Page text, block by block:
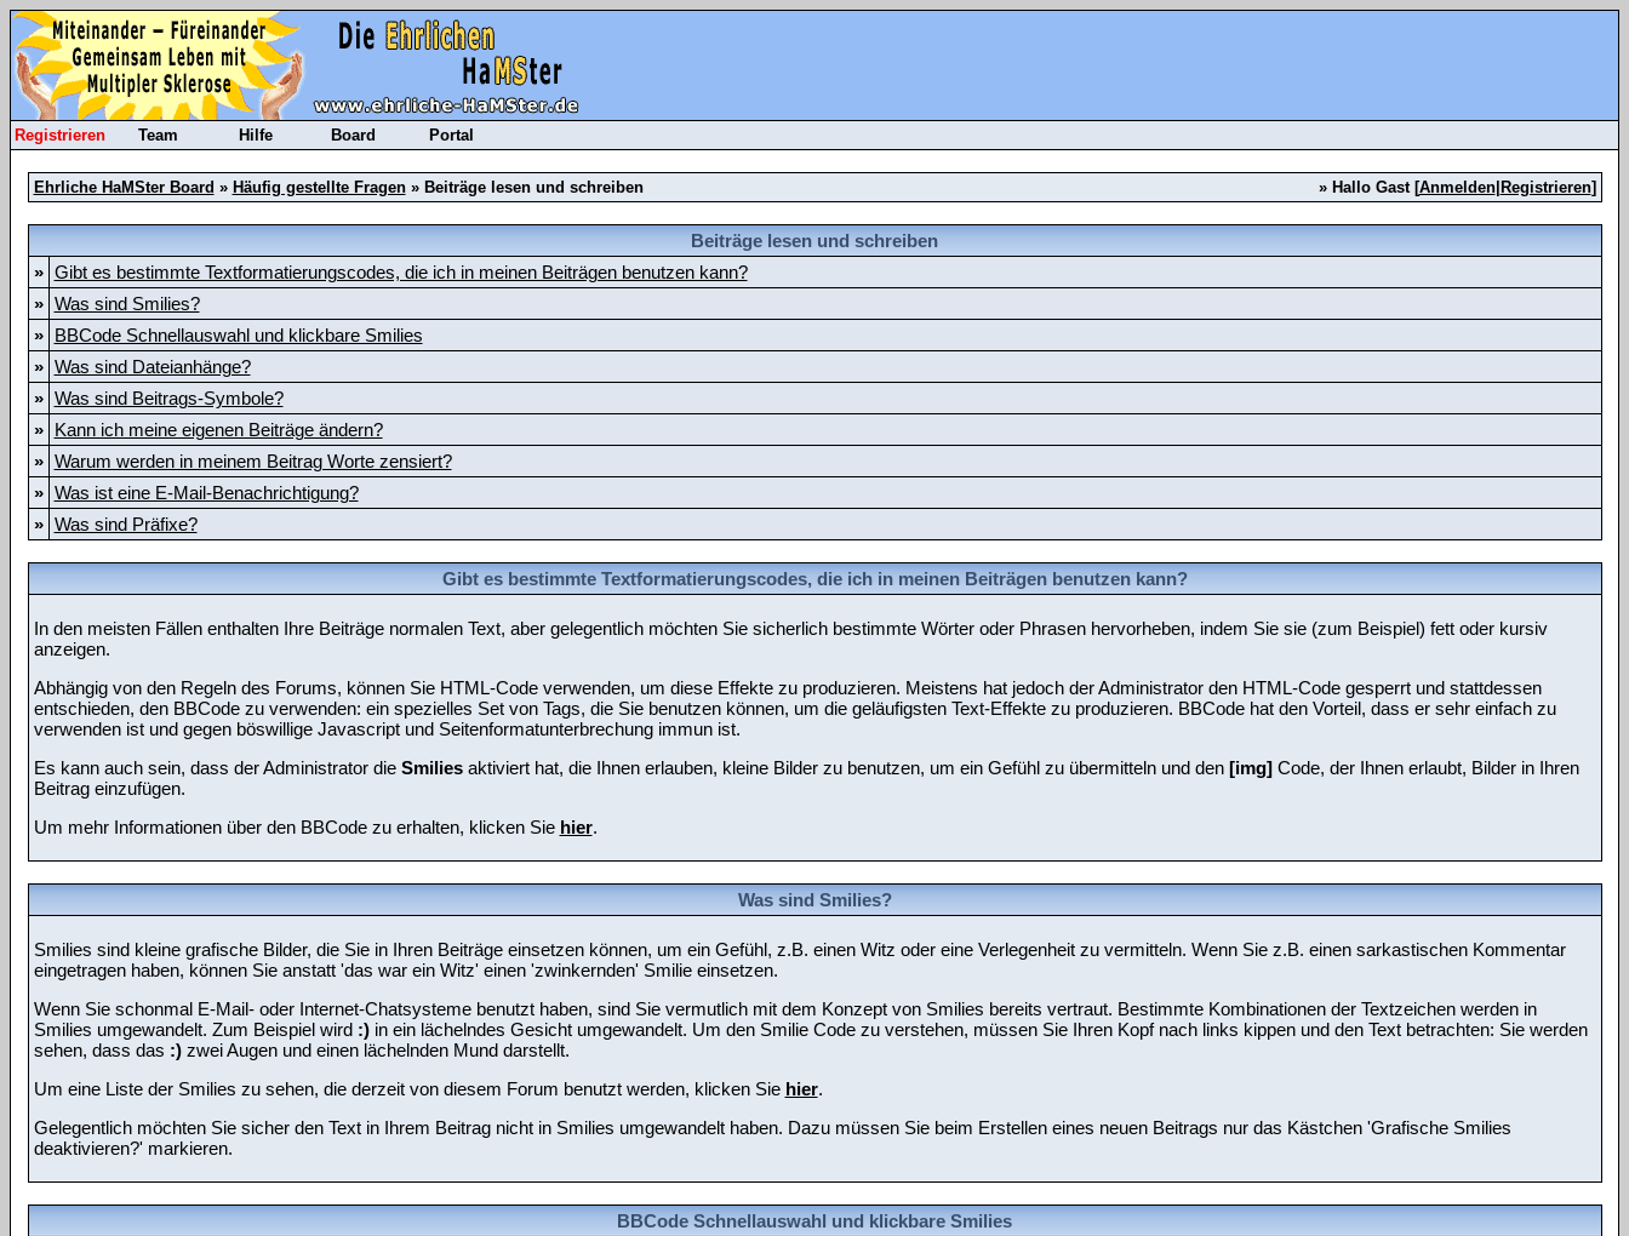
Registrieren Team Hilfe Board Portal
Ehrliche HaMSter Board » Häufig gestellte Fragen» Beiträge lesen und schreiben » Hallo Gast [Anmelden| Registrieren]
Beiträge lesen und schreiben
» Gibt es bestimmte Textformatierungscodes, die ich in meinen Beiträgen benutzen kann?
» Was sind Smilies?
»
BBCode Schnellauswahl und klickbare Smilies
» Was sind Dateianhänge?
» Was sind Beitrags-Symbole?
»
Kann ich meine eigenen Beiträge ändern?
» Warum werden in meinem Beitrag Worte zensiert?
» Was ist eine E-Mail-Benachrichtigung?
» Was sind Präfixe?
Gibt es bestimmte Textformatierungscodes, die ich in meinen Beiträgen benutzen kann?
In den meisten Fällen enthalten Ihre Beiträge normalen Text, aber gelegentlich möchten Sie sicherlich bestimmte Wörter oder Phrasen hervorheben, indem Sie sie (zum Beispiel) fett oder kursiv
anzeigen.
Abhängig von den Regeln des Forums, können Sie HTML-Code verwenden, um diese Effekte zu produzieren. Meistens hat jedoch der Administrator den HTML-Code gesperrt und stattdessen
entschieden, den BBCode zu verwenden: ein spezielles Set von Tags, die Sie benutzen können, um die geläufigsten Text-Effekte zu produzieren. BBCode hat den Vorteil, dass er sehr einfach zu
verwenden ist und gegen böswillige Javascript und Seitenformatunterbrechung immun ist.
Es kann auch sein, dass der Administrator die Smiliesaktiviert hat, die Ihnen erlauben, kleine Bilder zu benutzen, um ein Gefühl zu übermitteln und den [img]Code, der Ihnen erlaubt, Bilder in Ihren
Beitrag einzufügen.
Um mehr Informationen über den BBCode zu erhalten, klicken Sie hier.
Was sind Smilies?
Smilies sind kleine grafische Bilder, die Sie in Ihren Beiträge einsetzen können, um ein Gefühl, z.B. einen Witz oder eine Verlegenheit zu vermitteln. Wenn Sie z.B. einen sarkastischen Kommentar
eingetragen haben, können Sie anstatt 'das war ein Witz' einen 'zwinkernden' Smilie einsetzen.
Wenn Sie schonmal E-Mail- oder Internet-Chatsysteme benutzt haben, sind Sie vermutlich mit dem Konzept von Smilies bereits vertraut. Bestimmte Kombinationen der Textzeichen werden in
Smilies umgewandelt. Zum Beispiel wird :)in ein lächelndes Gesicht umgewandelt. Um den Smilie Code zu verstehen, müssen Sie Ihren Kopf nach links kippen und den Text betrachten: Sie werden
sehen, dass das :)zwei Augen und einen lächelnden Mund darstellt.
Um eine Liste der Smilies zu sehen, die derzeit von diesem Forum benutzt werden, klicken Sie hier.
Gelegentlich möchten Sie sicher den Text in Ihrem Beitrag nicht in Smilies umgewandelt haben. Dazu müssen Sie beim Erstellen eines neuen Beitrags nur das Kästchen 'Grafische Smilies
deaktivieren?' markieren.
BBCode Schnellauswahl und klickbare Smilies